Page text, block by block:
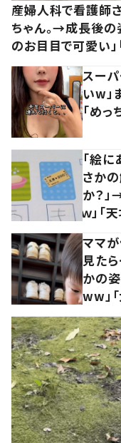
産婦人科で看護師
ちゃん。→成長後の
のお目目で可愛い」
スー
いw」
「め
「絵
さか
か？
ｗ」「
ママ
見た
かの
ww」